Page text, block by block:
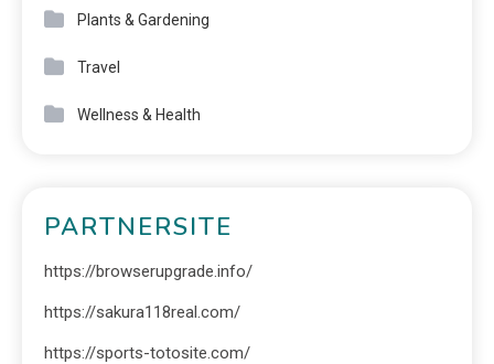
Plants & Gardening
Travel
Wellness & Health
PARTNERSITE
https://browserupgrade.info/
https://sakura118real.com/
https://sports-totosite.com/